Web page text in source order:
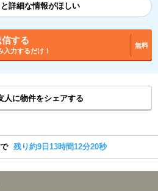
詳細な情報がほしい
する
入力するだけ！
無料
人に物件をシェアする
残り約9日13時間12分19秒